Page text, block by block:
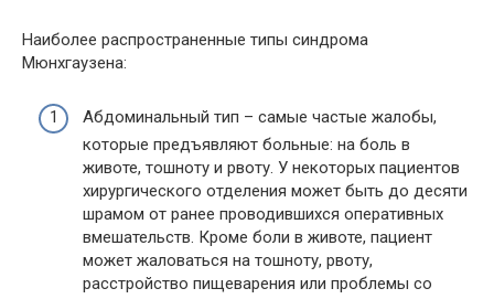
Наиболее распространенные типы синдрома
Мюнхгаузена:
Абдоминальный тип – самые частые жалобы,
которые предъявляют больные: на боль в
животе, тошноту и рвоту. У некоторых пациентов
хирургического отделения может быть до десяти
шрамом от ранее проводившихся оперативных
вмешательств. Кроме боли в животе, пациент
может жаловаться на тошноту, рвоту,
расстройство пищеварения или проблемы со